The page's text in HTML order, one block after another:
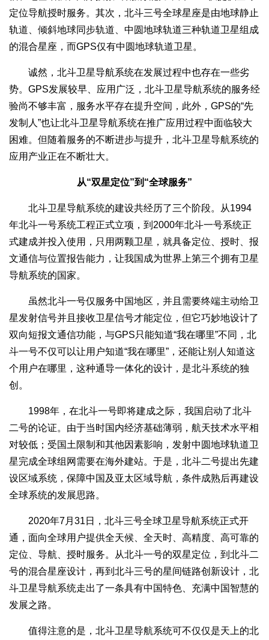
定位导航授时服务。其次，北斗三号全球星座是由地球静止
轨道、倾斜地球同步轨道、中圆地球轨道三种轨道卫星组成
的混合星座，而GPS仅有中圆地球轨道卫星。
诚然，北斗卫星导航系统在发展过程中也存在一些劣
势。GPS发展较早、应用广泛，北斗卫星导航系统的服务经
验尚不够丰富，服务水平存在提升空间，此外，GPS的“先
发制人”也让北斗卫星导航系统在推广应用过程中面临较大
困难。但随着服务的不断进步与提升，北斗卫星导航系统的
应用产业正在不断壮大。
从“双星定位”到“全球服务”
北斗卫星导航系统的建设共经历了三个阶段。从1994
年北斗一号系统工程正式立项，到2000年北斗一号系统正
式建成并投入使用，只用两颗卫星，就具备定位、授时、报
文通信与位置报告能力，让我国成为世界上第三个拥有卫星
导航系统的国家。
虽然北斗一号仅服务中国地区，并且需要终端主动给卫
星发射信号并且接收卫星信号才能定位，但它巧妙地设计了
双向短报文通信功能，与GPS只能知道“我在哪里”不同，北
斗一号不仅可以让用户知道“我在哪里”，还能让别人知道这
个用户在哪里，这种通导一体化的设计，是北斗系统的独
创。
1998年，在北斗一号即将建成之际，我国启动了北斗
二号的论证。由于当时国内经济基础薄弱，航天技术水平相
对较低；受国土限制和其他因素影响，发射中圆地球轨道卫
星完成全球组网需要在海外建站。于是，北斗二号提出先建
设区域系统，保障中国及亚太区域导航，条件成熟后再建设
全球系统的发展思路。
2020年7月31日，北斗三号全球卫星导航系统正式开
通，面向全球用户提供全天候、全天时、高精度、高可靠的
定位、导航、授时服务。从北斗一号的双星定位，到北斗二
号的混合星座设计，再到北斗三号的星间链路创新设计，北
斗卫星导航系统走出了一条具有中国特色、充满中国智慧的
发展之路。
值得注意的是，北斗卫星导航系统可不仅仅是天上的北